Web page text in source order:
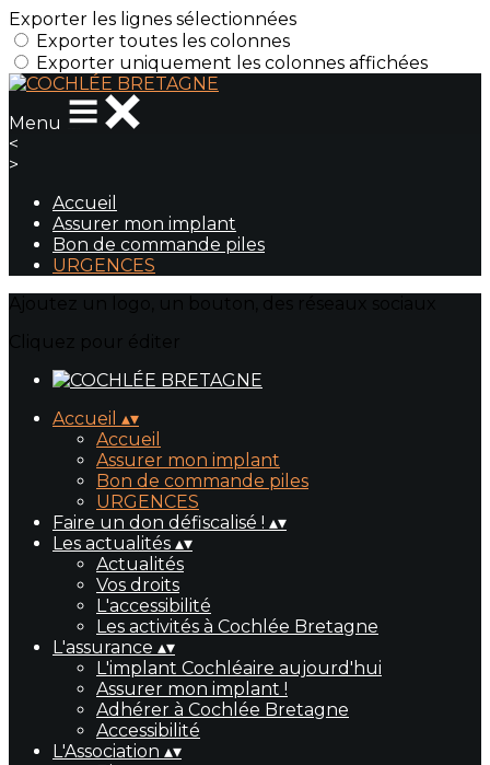
Exporter les lignes sélectionnées
Exporter toutes les colonnes
Exporter uniquement les colonnes affichées
Menu
<
>
Accueil
Assurer mon implant
Bon de commande piles
URGENCES
Accueil ▴▾
Accueil
Assurer mon implant
Bon de commande piles
URGENCES
Faire un don défiscalisé ! ▴▾
Les actualités ▴▾
Actualités
Vos droits
L'accessibilité
Les activités à Cochlée Bretagne
L'assurance ▴▾
L'implant Cochléaire aujourd'hui
Assurer mon implant !
Adhérer à Cochlée Bretagne
Accessibilité
L'Association ▴▾